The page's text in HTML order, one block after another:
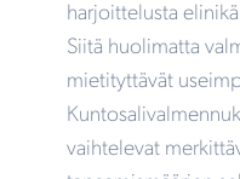
harjoittelusta
Siitä huolimatta
mietityttävät
vaihtelevat